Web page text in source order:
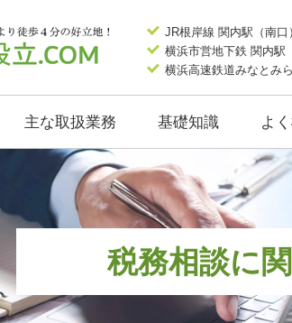
税務相談に
JR根岸線 関内駅（南口
横浜市営地下鉄 関内駅
横浜高速鉄道みなとみ
主な取扱業務 基礎知識 よ